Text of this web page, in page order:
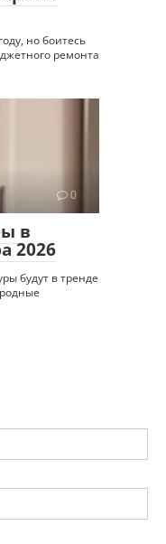
но боитесь
ремонта
0
в
2026
будут в тренде